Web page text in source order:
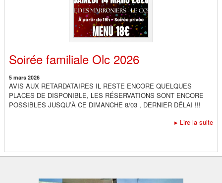
Soirée familiale Olc 2026
5 mars 2026
AVIS AUX RETARDATAIRES IL RESTE ENCORE QUELQUES
PLACES DE DISPONIBLE, LES RÉSERVATIONS SONT ENCORE
POSSIBLES JUSQU’À CE DIMANCHE 8/03 , DERNIER DÉLAI !!!
▸ Lire la suite